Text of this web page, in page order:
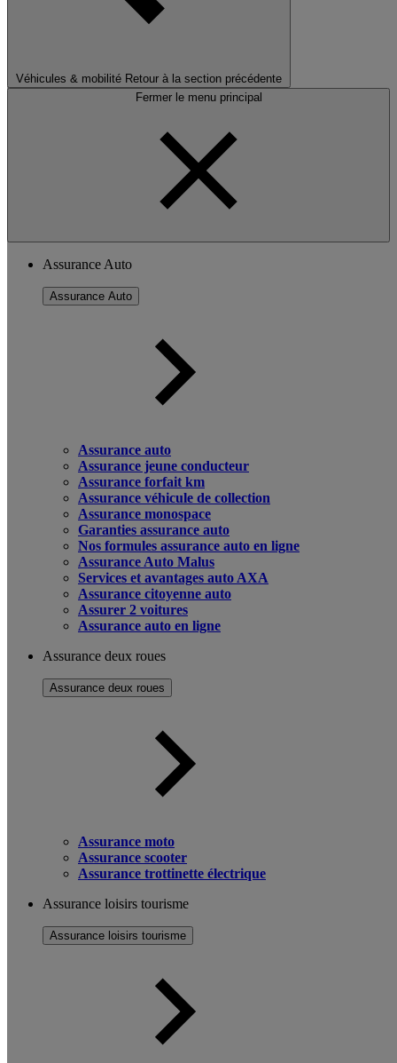
Véhicules & mobilité Retour à la section précédente
Fermer le menu principal
Assurance Auto
Assurance Auto
Assurance auto
Assurance jeune conducteur
Assurance forfait km
Assurance véhicule de collection
Assurance monospace
Garanties assurance auto
Nos formules assurance auto en ligne
Assurance Auto Malus
Services et avantages auto AXA
Assurance citoyenne auto
Assurer 2 voitures
Assurance auto en ligne
Assurance deux roues
Assurance deux roues
Assurance moto
Assurance scooter
Assurance trottinette électrique
Assurance loisirs tourisme
Assurance loisirs tourisme